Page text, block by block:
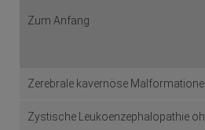
Zum Anfang
Zerebrale kavernöse
Zystische Leukoenzephalopathie